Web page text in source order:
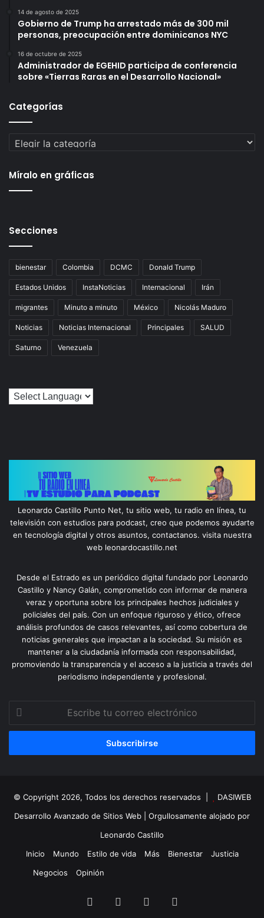
14 de agosto de 2025
Gobierno de Trump ha arrestado más de 300 mil
personas, preocupación entre dominicanos NYC
16 de octubre de 2025
Administrador de EGEHID participa de conferencia
sobre «Tierras Raras en el Desarrollo Nacional»
Categorías
Categorías
Míralo en gráficas
Secciones
bienestar Colombia DCMC Donald Trump
Estados Unidos InstaNoticias Internacional Irán
migrantes Minuto a minuto México Nicolás Maduro
Noticias Noticias Internacional Principales SALUD
Saturno Venezuela
Leonardo Castillo Punto Net, tu sitio web, tu radio en línea, tu
televisión con estudios para podcast, creo que podemos ayudarte
en tecnología digital y otros asuntos, contactanos. visita nuestra
web leonardocastillo.net
Desde el Estrado es un periódico digital fundado por Leonardo
Castillo y Nancy Galán, comprometido con informar de manera
veraz y oportuna sobre los principales hechos judiciales y
policiales del país. Con un enfoque riguroso y ético, ofrece
análisis profundos de casos relevantes, así como cobertura de
noticias generales que impactan a la sociedad. Su misión es
mantener a la ciudadanía informada con responsabilidad,
promoviendo la transparencia y el acceso a la justicia a través del
periodismo independiente y profesional.
correo
© Copyright 2026, Todos los derechos reservados |
DASIWEB
Desarrollo Avanzado de Sitios Web | Orgullosamente alojado por
Leonardo Castillo
Inicio
Mundo Estilo de vida Más Bienestar
Justicia
Negocios
Opinión
Facebook YouTube